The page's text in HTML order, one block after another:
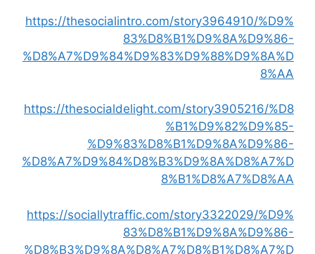
https://thesocialintro.com/story3964910/%D9%
83%D8%B1%D9%8A%D9%86-
%D8%A7%D9%84%D9%83%D9%88%D9%8A%D
8%AA
https://thesocialdelight.com/story3905216/%D8
%B1%D9%82%D9%85-
%D9%83%D8%B1%D9%8A%D9%86-
%D8%A7%D9%84%D8%B3%D9%8A%D8%A7%D
8%B1%D8%A7%D8%AA
https://sociallytraffic.com/story3322029/%D9%
83%D8%B1%D9%8A%D9%86-
%D8%B3%D9%8A%D8%A7%D8%B1%D8%A7%D